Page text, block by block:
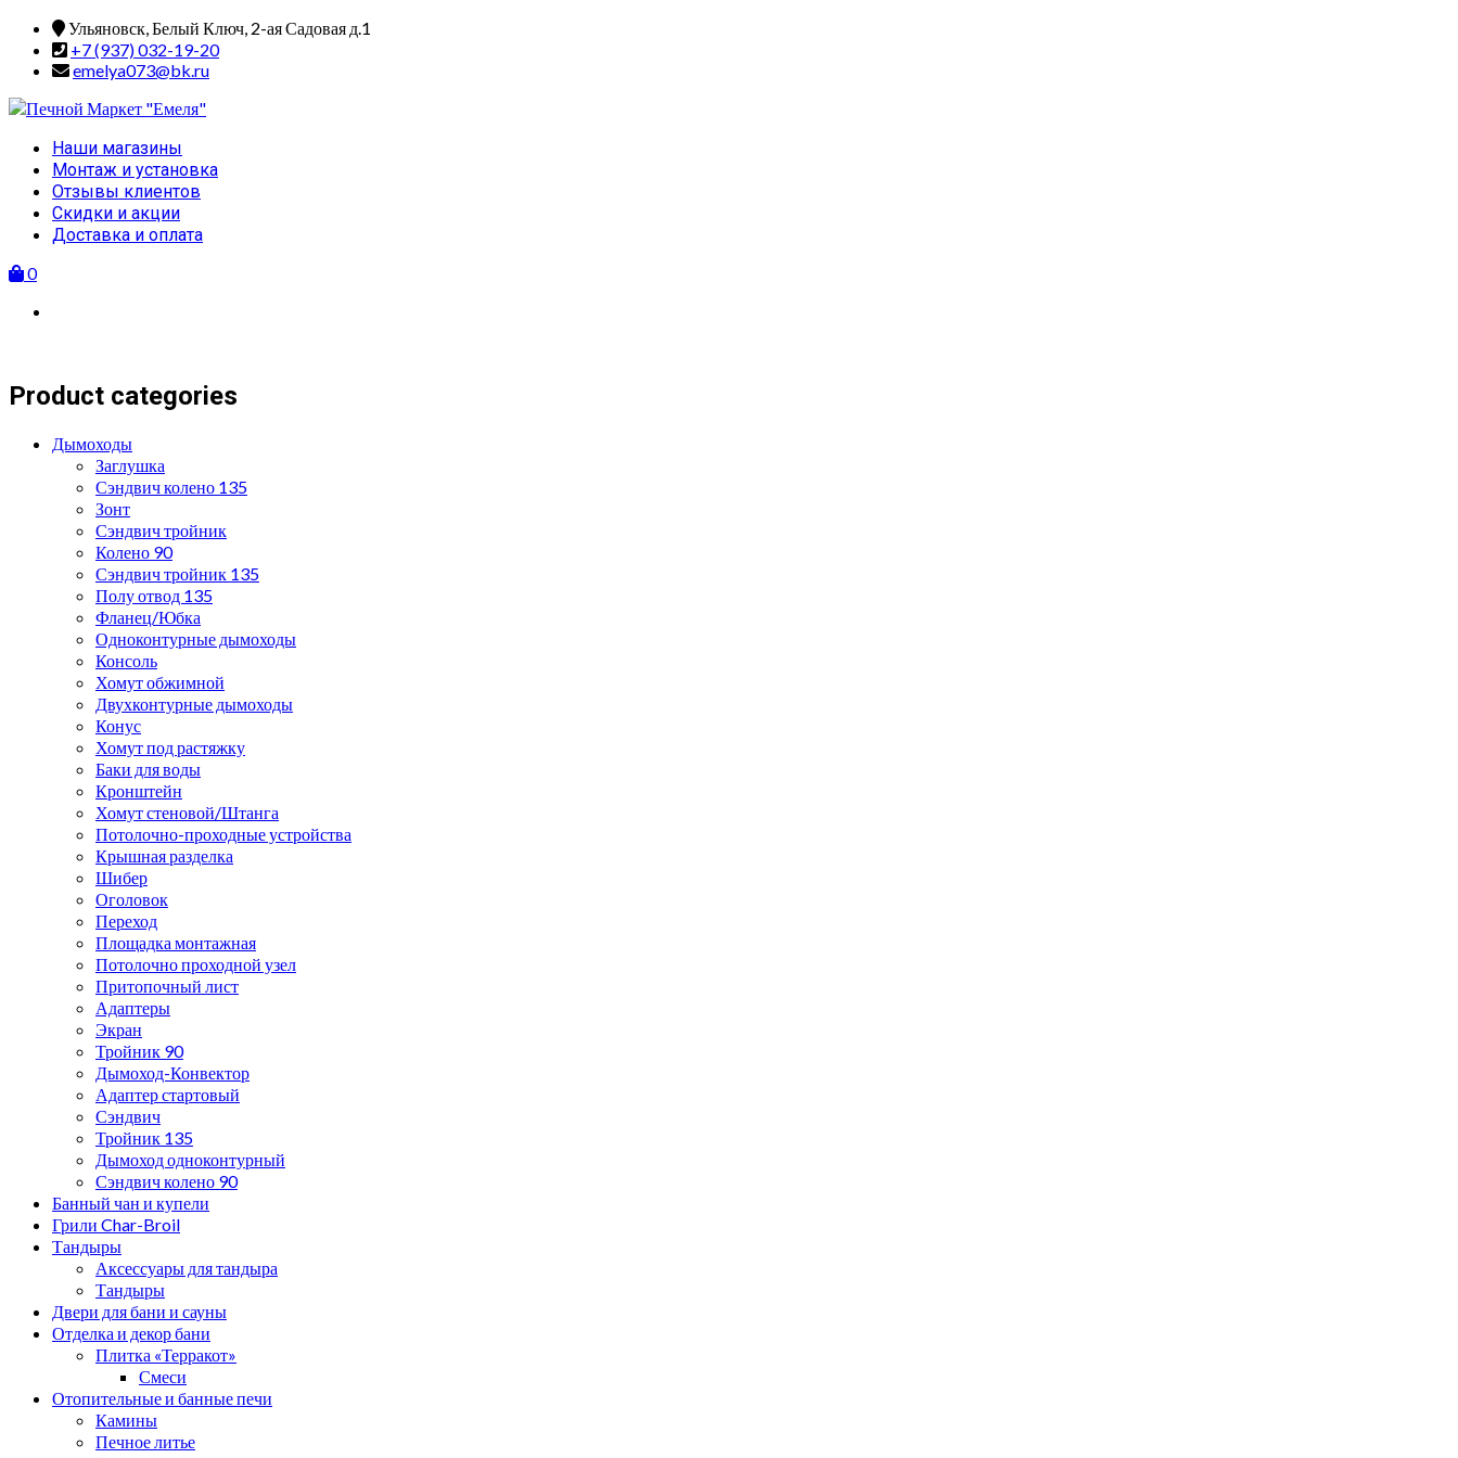
Skip
content
Ульяновск, Белый Ключ, 2-ая Садовая д.1
+7 (937) 032-19-20
emelya073@bk.ru
Primary
Menu
Наши магазины
Монтаж и установка
Отзывы клиентов
Скидки и акции
Доставка и оплата
0
Product categories
Дымоходы
Заглушка
Сэндвич колено 135
Зонт
Сэндвич тройник
Колено 90
Сэндвич тройник 135
Полу отвод 135
Фланец/Юбка
Одноконтурные дымоходы
Консоль
Хомут обжимной
Двухконтурные дымоходы
Конус
Хомут под растяжку
Баки для воды
Кронштейн
Хомут стеновой/Штанга
Потолочно-проходные устройства
Крышная разделка
Шибер
Оголовок
Переход
Площадка монтажная
Потолочно проходной узел
Притопочный лист
Адаптеры
Экран
Тройник 90
Дымоход-Конвектор
Адаптер стартовый
Сэндвич
Тройник 135
Дымоход одноконтурный
Сэндвич колено 90
Банный чан и купели
Грили Char-Broil
Тандыры
Аксессуары для тандыра
Тандыры
Двери для бани и сауны
Отделка и декор бани
Плитка «Терракот»
Смеси
Отопительные и банные печи
Камины
Печное литье